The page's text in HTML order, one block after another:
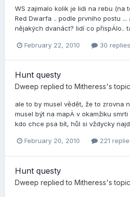
WS zajimalo kolik je lidi na rebu (na
Red Dwarfa .. podle prvniho postu ...
nějakých dvanáct? lidí­ co přispÄlo..
February 22, 2010 30 replies
Hunt questy
Dweep replied to Mitheress's
ale to by musel vědět, že to zrovna
musel být na mapÄ v okamžiku
kdo chce psa bí­t, hůl si vždycky
February 20, 2010 221
Hunt questy
Dweep replied to Mitheress's